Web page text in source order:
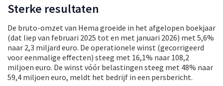
Sterke resultaten
De bruto-omzet van Hema groeide in het afgelopen boekjaar
(dat liep van februari 2025 tot en met januari 2026) met 5,6%
naar 2,3 miljard euro. De operationele winst (gecorrigeerd
voor eenmalige effecten) steeg met 16,1% naar 108,2
miljoen euro. De winst vóór belastingen steeg met 48% naar
59,4 miljoen euro, meldt het bedrijf in een persbericht.